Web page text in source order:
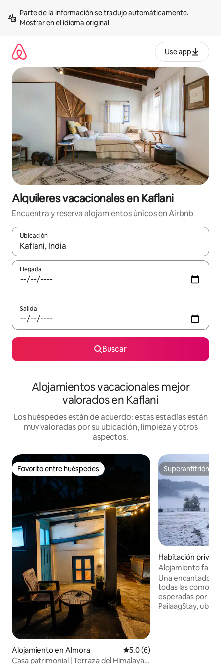
contenidoMostrar en el idioma original
Use app
Alquileres vacacionales en Kaflani
Encuentra y reserva alojamientos únicos en Airbnb
Ubicación
Cuando los resultados estén disponibles, navega con las
Llegada
Salida
Buscar
Alojamientos vacacionales mejor
valorados en Kaflani
Los huéspedes están de acuerdo: estas estadías están
muy valoradas por su ubicación, limpieza y otros
aspectos.
Favorito entre huéspedes
Favorito entre huéspedes
Alojamiento en Almora Calificación promedio: 5.0
5.0 (6)
Casa patrimonial | Terraza del Himalaya |
Superanfitrión
Superanfitrión
Habitación
argar
Alojamiento
Himalaya cerca
Una encantadora
todas las
esperadas por
PailaagStay,